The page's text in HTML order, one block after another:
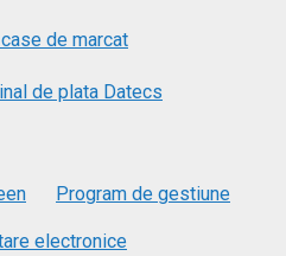
de marcat
de plata Datecs
Program de gestiune
electronice